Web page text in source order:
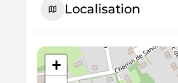
Localisation
+